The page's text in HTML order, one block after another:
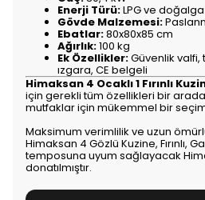
Enerji Türü:LPG ve
Gövde Malzemesi:
Ebatlar:80x80x85 cm
Ağırlık:100 kg
Ek Özellikler:Güvenlik
ızgara, CE belgeli
Himaksan 4 Ocaklı 1 Fırınlı
için gerekli tüm özellikleri bir
mutfaklar için mükemmel bir
Maksimum verimlilik ve uzun
Himaksan 4 Gözlü Kuzine, Fırınlı,
temposuna uyum sağlayacak
donatılmıştır.